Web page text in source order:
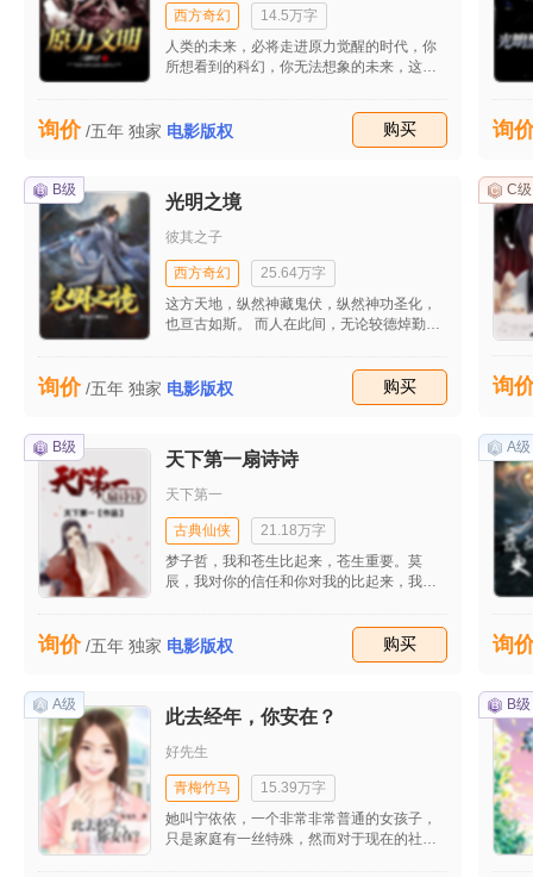
做一些不愿意做的事情。 而李晴天更是以她
母亲的病来要挟他，让她为他做一些事情。
这段时间李晴天因为李丽珍的突然始终，像
是一个疯子一样对待肖亚丽。 而肖亚丽也考
药费，她也只能隐忍了下来，她打算等母亲
的病好了之后在做决定。 面对这一切她都逆
楚之后，李丽珍终于出现了，而且将所有的
李丽珍的身边职责肖亚丽。 肖亚丽很无奈当
即和李母以及李丽珍大吵了起来，三人吵了
一顿无果，最后只能给李晴天打电话，让他
回来主持公道，可是谁都没有想到李晴天回
来的时候带着宇御龙。 宇御龙进来后就将所
好的要嫁祸给肖亚丽。 当李晴天知道这一切
之后，他感觉到后悔不已，不禁对以前对肖
家增加了一男一女，这让李母非常的高兴，
而且李母对她的态度也变得很和善。尤其是
李晴天，竟然真的将她当成了自己的妻子，
一家人和和气气的生活在一起。
西方奇幻
14.5万字
人类的未来，必将走进原力觉醒的时代，你
所想看到的科幻，你无法想象的未来，这本
级练功的科幻，而是科技的科幻，心中的科
幻。一系列社会制度的制定，一系列社会价
一系列鲜活的人物，这是你期待中的科幻！
建筑人类的未来，纪念新文化运动100年，
激发你的感知，引燃你的激情，没有文化的
民族是可悲的，虚伪的文化亦是可悲的。
询价 /五年 独家 电影版权 购买 询
B级
光明之境
彼其之子
西方奇幻
25.64万字
这方天地，纵然神藏鬼伏，纵然神功圣化，
也亘古如斯。 而人在此间，无论较德焯勤，
询价 /五年 独家 电影版权 购买
C级
询
B级
天下第一扇诗诗
天下第一
古典仙侠
21.18万字
梦子哲，我和苍生比起来，苍生重要。莫
辰，我对你的信任和你对我的比起来，我更
你的孩子，你是恨我的吧。这苍生不会消
失，如你们所愿，我就是死，也会媚尽苍生
询价 /五年 独家 电影版权 购买
A级
询
A级
此去经年，你安在？
好先生
青梅竹马
15.39万字
她叫宁依依，一个非常非常普通的女孩子，
只是家庭有一丝特殊，然而对于现在的社会
B级